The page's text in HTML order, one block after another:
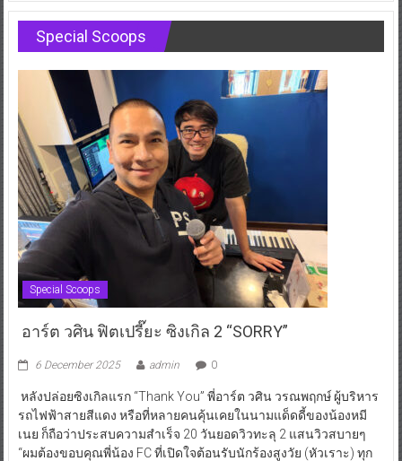
Special Scoops
Special Scoops
อาร์ต วศิน ฟิตเปรี๊ยะ ซิงเกิล 2 “SORRY”
6 December 2025 admin 0
หลังปล่อยซิงเกิลแรก “Thank You” พี่อาร์ต วศิน วรณพฤกษ์ ผู้บริหาร
รถไฟฟ้าสายสีแดง หรือที่หลายคนคุ้นเคยในนามแด็ดดี้ของน้องหมี
เนย ก็ถือว่าประสบความสำเร็จ 20 วันยอดวิวทะลุ 2 แสนวิวสบายๆ
“ผมต้องขอบคุณพี่น้อง FC ที่เปิดใจต้อนรับนักร้องสูงวัย (หัวเราะ) ทุก